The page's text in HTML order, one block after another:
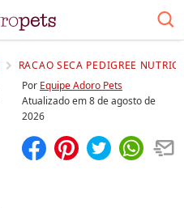
RACAO SECA PEDIGREE
Por Equipe Adoro Pets
Atualizado em8 de agosto de
2026